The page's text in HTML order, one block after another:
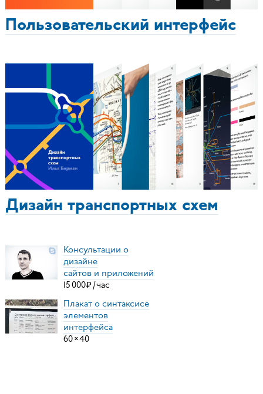
Пользовательский интерфейс
Дизайн транспортных схем
Консультации о
дизайне
сайтов и приложений
15000₽ /час
Плакат о синтаксисе
элементов
интерфейса
60×40